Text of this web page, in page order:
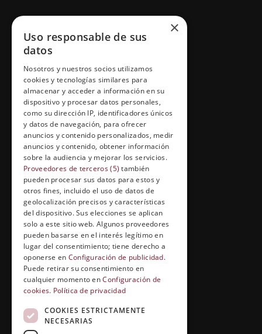
GRUPO ESNECA TV
Inicio
Información Legal
Política de Cookies
FORMACIÓN Y ENTRETENIMIENTO
Formación abierta
Cuídate con Grupo Esneca
Entrevistas profesionales
EL RINCÓN DEL ALUMNO
Conócenos
Preguntas y respuestas
Clases virtuales
×
Uso responsable de sus
datos
Nosotros y nuestros socios utilizamos
cookies y tecnologías similares para
almacenar y acceder a información en su
dispositivo y procesar datos personales,
como su dirección IP, identificadores únicos
y datos de navegación, para ofrecer
anuncios y contenido personalizados, medir
anuncios y contenido, obtener información
sobre la audiencia y mejorar los servicios.
Proveedores de terceros (5) también
pueden procesar sus datos para estos y
otros fines, incluido el uso de datos de
geolocalización precisos y características
del dispositivo. Sus elecciones se aplican
solo a este sitio web. Algunos proveedores
pueden basarse en el interés legítimo en
lugar del consentimiento; tiene derecho a
oponerse en Configuración de publicidad.
Puede retirar su consentimiento en
cualquier momento enConfiguración de
cookies. Política de privacidad
COOKIES ESTRICTAMENTE
NECESARIAS